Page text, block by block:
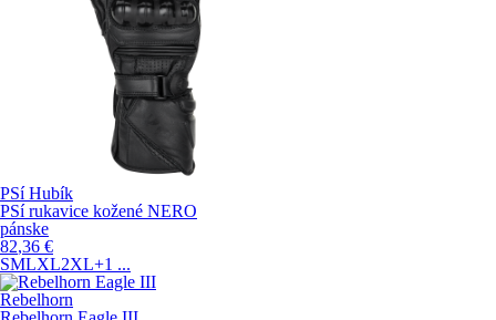
PSí Hubík
PSí rukavice kožené NERO
pánske
82,36 €
SMLXL2XL+1 ...
Rebelhorn